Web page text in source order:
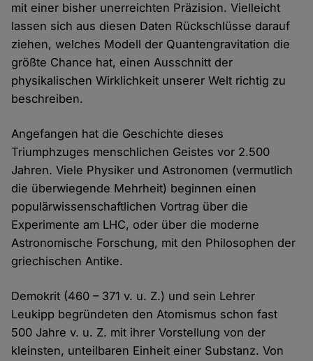
mit einer bisher unerreichten Präzision. Vielleicht
lassen sich aus diesen Daten Rück­schlüsse darauf
ziehen, welches Modell der Quanten­­gravitation die
größte Chance hat, einen Ausschnitt der
physikalischen Wirklichkeit unserer Welt richtig zu
beschreiben.
Angefangen hat die Geschichte dieses
Triumphzuges menschlichen Geistes vor 2.500
Jahren. Viele Physiker und Astronomen (vermutlich
die überwiegende Mehrheit) beginnen einen
populär­wissen­schaft­lichen Vortrag über die
Experimente am LHC, oder über die moderne
Astronomische Forschung, mit den Philosophen der
griechischen Antike.
Demokrit (460 – 371 v. u. Z.) und sein Lehrer
Leukipp begründeten den Atomismus schon fast
500 Jahre v. u. Z. mit ihrer Vorstellung von der
kleinsten, unteilbaren Einheit einer Substanz. Von